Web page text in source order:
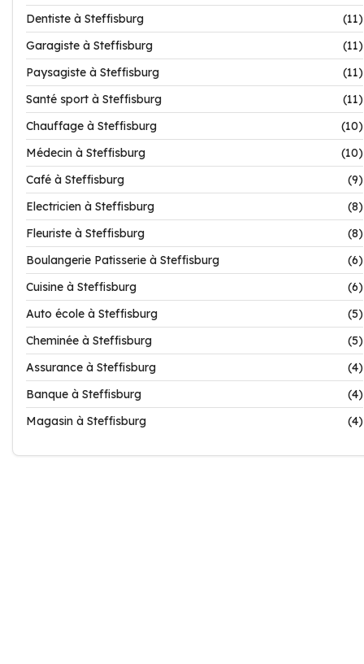
Dentiste à Steffisburg
(11)
Garagiste à Steffisburg
(11)
Paysagiste à Steffisburg
(11)
Santé sport à Steffisburg
(11)
Chauffage à Steffisburg
(10)
Médecin à Steffisburg
(10)
Café à Steffisburg
(9)
Electricien à Steffisburg
(8)
Fleuriste à Steffisburg
(8)
Boulangerie Patisserie à Steffisburg
(6)
Cuisine à Steffisburg
(6)
Auto école à Steffisburg
(5)
Cheminée à Steffisburg
(5)
Assurance à Steffisburg
(4)
Banque à Steffisburg
(4)
Magasin à Steffisburg
(4)